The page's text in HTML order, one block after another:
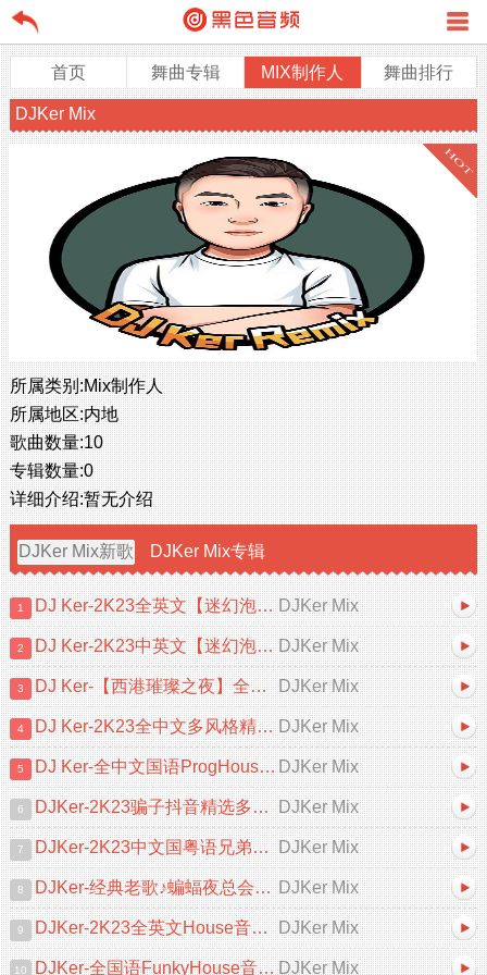
首页 舞曲专辑 MIX制作人 舞曲排行
DJKer Mix
所属类别:Mix制作人
所属地区:内地
歌曲数量:10
专辑数量:0
详细介绍:暂无介绍
DJKer Mix新歌 DJKer Mix专辑
1 DJ Ker-2K23全英文【迷幻泡泡弹】No.2[Black Audio] DJKer Mix
2 DJ Ker-2K23中英文【迷幻泡泡弹】No.1[Black Audio]] DJKer Mix
3 DJ Ker-【西港璀璨之夜】全英文FunKyHouse串烧 DJKer Mix
4 DJ Ker-2K23全中文多风格精选抖音热播串烧 DJKer Mix
5 DJ Ker-全中文国语ProgHouse精选热播情感专辑DJKer Mix
6 DJKer-2K23骗子抖音精选多风格热门串烧[Black Audio] DJKer Mix
7 DJKer-2K23中文国粤语兄弟情义篇-国粤语串烧[Mix57] DJKer Mix
8 DJKer-经典老歌♪蝙蝠夜总会的回忆全中文串烧[Black Audio] DJKer Mix
9 DJKer-2K23全英文House音乐打造包厢迷幻之夜[MIX57] DJKer Mix
10 DJKer-全国语FunkyHouse音乐抖音热播中文情感篇专辑 DJKer Mix